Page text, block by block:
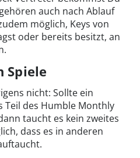
auch nach Ablauf
möglich, Keys von
oder bereits besitzt, an
Spiele
nicht: Sollte ein
Teil des Humble Monthly
taucht es kein zweites
dass es in anderen